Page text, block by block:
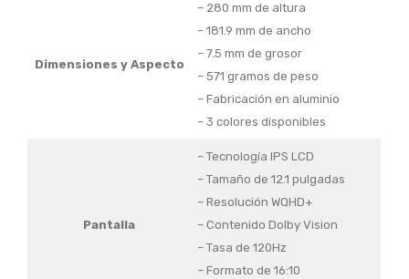
Dimensiones y Aspecto
– 280 mm de altura
– 181.9 mm de ancho
– 7.5 mm de grosor
– 571 gramos de peso
– Fabricación en aluminio
– 3 colores disponibles
Pantalla
– Tecnología IPS LCD
– Tamaño de 12.1 pulgadas
– Resolución WQHD+
– Contenido Dolby Vision
– Tasa de 120Hz
– Formato de 16:10